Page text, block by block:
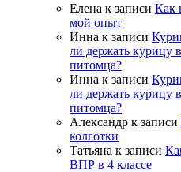
Елена к записи Как
мой опыт
Инна к записи
ли держать курицу
питомца?
Инна к записи
ли держать курицу
питомца?
Александр к записи
колготки
Татьяна к записи
ВПР в 4 классе